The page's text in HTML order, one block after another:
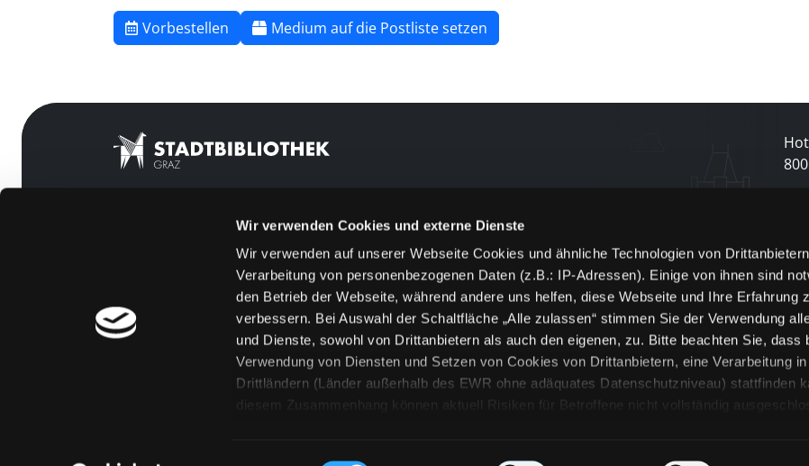
Wir verwenden Cookies und externe Dienste
Wir verwenden auf unserer Webseite Cookies und ähnliche Technologien von
Verarbeitung von personenbezogenen Daten (z.B.: IP-Adressen). Einige von ihnen sind
den Betrieb der Webseite, während andere uns helfen, diese Webseite und Ihre Erfahrung
verbessern. Bei Auswahl der Schaltfläche „Alle zulassen“ stimmen Sie der Verwendung
und Dienste, sowohl von Drittanbietern als auch den eigenen, zu. Bitte beachten Sie, dass
Verwendung von Diensten und Setzen von Cookies von Drittanbietern, eine Verarbeitung
Drittländern (Länder außerhalb des EWR ohne adäquates Datenschutzniveau) stattfinden
diesem Zusammenhang können aktuell Risiken für Betroffene nicht vollständig
Vorbestellen Medium auf die Postliste setzen
800
[kju:b]
Feedback
Kontakt
Über uns
Jobs
Medienwunsch
FAQs